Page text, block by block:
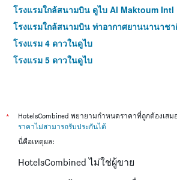
โรงแรมใกล้สนามบิน ดูไบ Al Maktoum Intl
โรงแรมใกล้สนามบิน ท่าอากาศยานนานาช
โรงแรม 4 ดาวในดูไบ
โรงแรม 5 ดาวในดูไบ
*
HotelsCombined พยายามกำหนดราคาที่ถูกต้องเสม
ราคาไม่สามารถรับประกันได้
นี่คือเหตุผล:
HotelsCombined ไม่ใช่ผู้ขาย